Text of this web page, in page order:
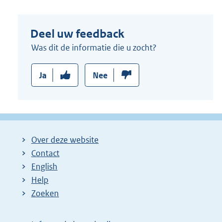
Deel uw feedback
Was dit de informatie die u zocht?
Ja Nee
Over deze website
Contact
English
Help
Zoeken